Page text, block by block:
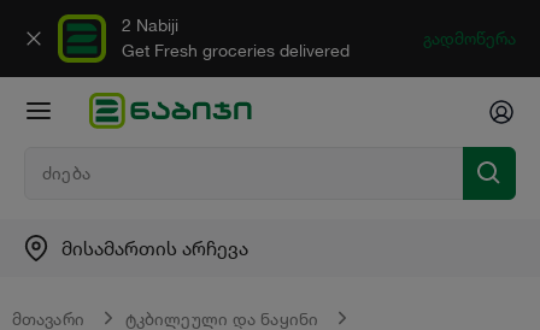
2 Nabiji
Get Fresh groceries delivered
გადმოწერა
მისამართის არჩევა
მთავარი ტკბილეული და ნაყინი